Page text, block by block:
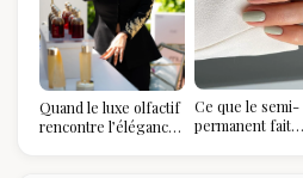
Quand le luxe olfactif
rencontre l’élégance
Ce que le semi-
permanent fait